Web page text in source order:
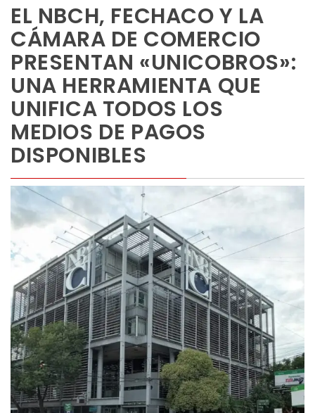
EL NBCH, FECHACO Y LA
CÁMARA DE COMERCIO
PRESENTAN «UNICOBROS»:
UNA HERRAMIENTA QUE
UNIFICA TODOS LOS
MEDIOS DE PAGOS
DISPONIBLES